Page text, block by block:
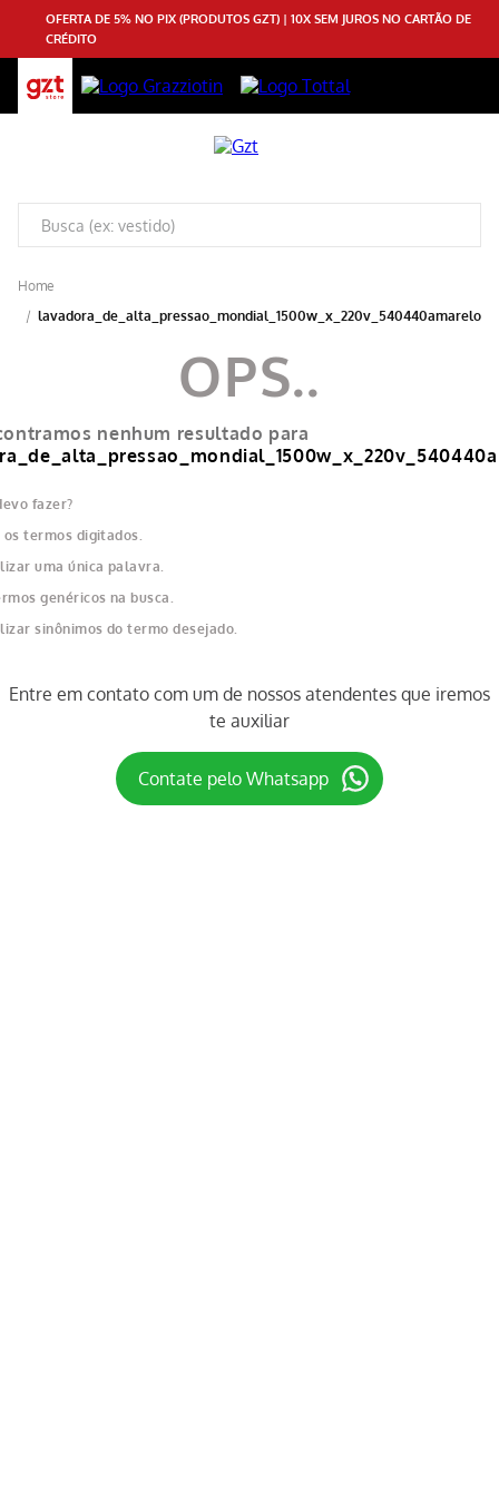
OFERTA DE 5% NO PIX (PRODUTOS GZT) | 10X SEM JUROS NO CARTÃO DE
CRÉDITO
lavadora_de_alta_pressao_mondial_1500w_x_220v_540440amarelo
nenhum resultado para
fazer?
termos digitados.
uma única palavra.
genéricos na busca.
sinônimos do termo desejado.
Entre em contato com um de nossos atendentes que iremos
te auxiliar
Contate pelo Whatsapp